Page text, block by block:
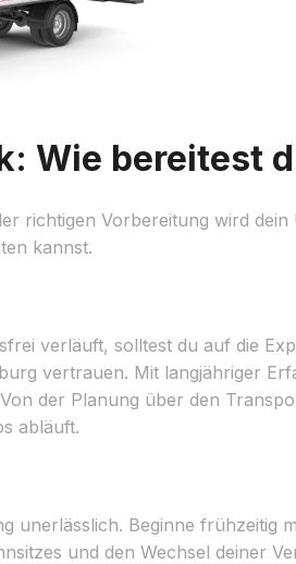
Wie bereitest
richtigen Vorbereitung wird
kannst.
verläuft, solltest du auf die
vertrauen. Mit langjähriger
der Planung über den
abläuft.
Beginne frühzeitig
und den Wechsel deiner